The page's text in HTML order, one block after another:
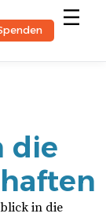
die
in die